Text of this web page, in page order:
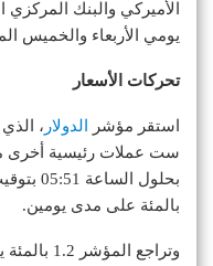
الأميركي والبنك المركزي
يومي الأربعاء والخميس
تحركات الأسعار
استقر مؤشر الدولار ،
بالمئة على مدى يومين.
وتراجع